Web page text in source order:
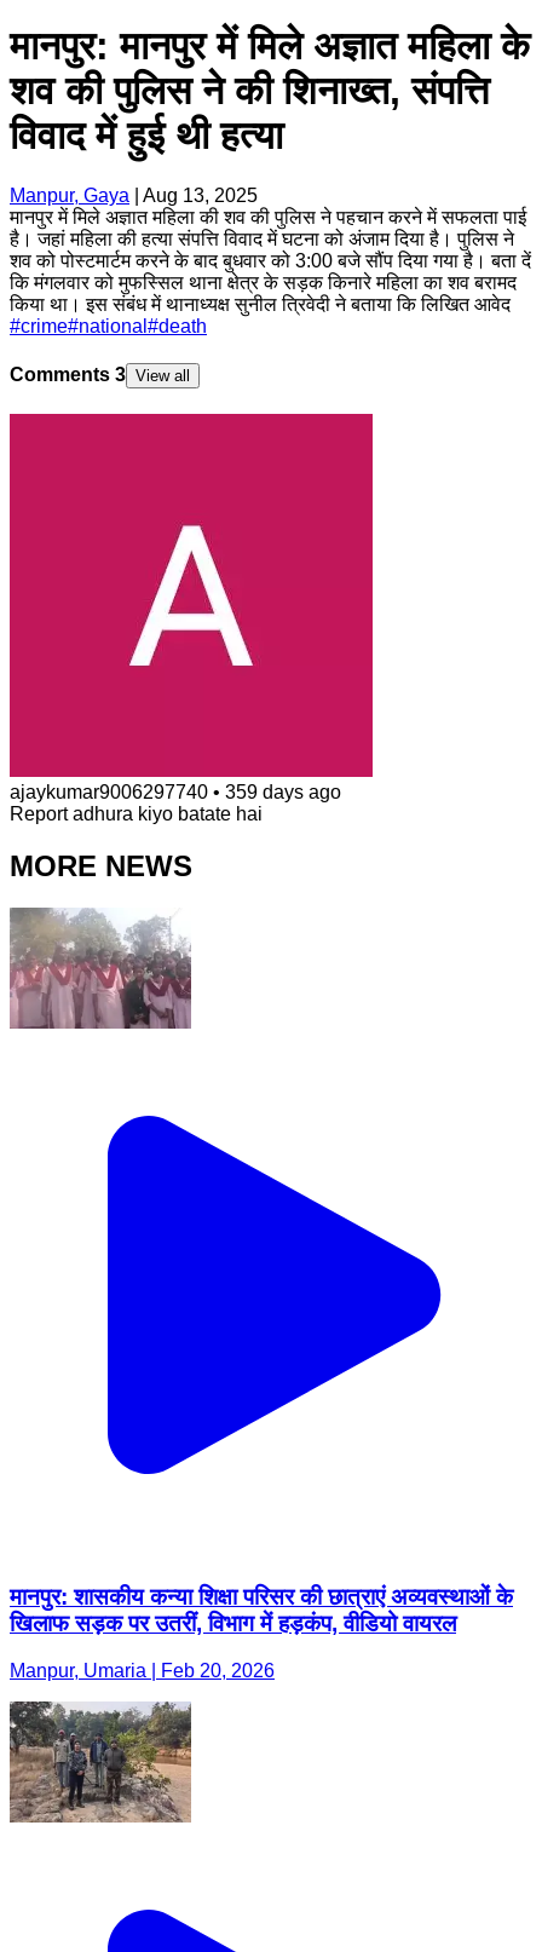
मानपुर: मानपुर में मिले अज्ञात महिला के
शव की पुलिस ने की शिनाख्त, संपत्ति
विवाद में हुई थी हत्या
Manpur, Gaya
Aug 13, 2025
मानपुर में मिले अज्ञात महिला की शव की पुलिस ने पहचान करने में सफलता पाई
है। जहां महिला की हत्या संपत्ति विवाद में घटना को अंजाम दिया है। पुलिस ने
शव को पोस्टमार्टम करने के बाद बुधवार को 3:00 बजे सौंप दिया गया है। बता दें
कि मंगलवार को मुफस्सिल थाना क्षेत्र के सड़क किनारे महिला का शव बरामद
किया था। इस संबंध में थानाध्यक्ष सुनील त्रिवेदी ने बताया कि लिखित आवेद
#crime#national #death
Comments 3 View all
ajaykumar9006297740 • 359 days ago
Report adhura kiyo batate hai
MORE NEWS
मानपुर: शासकीय कन्या शिक्षा परिसर की छात्राएं अव्यवस्थाओं के
खिलाफ सड़क पर उतरीं, विभाग में हड़कंप, वीडियो वायरल
Manpur, Umaria | Feb 20, 2026